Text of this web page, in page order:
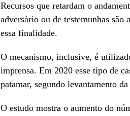
Recursos que retardam o
adversário ou de testemunhas são
essa finalidade.
O mecanismo, inclusive, é
imprensa. Em 2020 esse tipo de
patamar, segundo levantamento
O estudo mostra o aumento do